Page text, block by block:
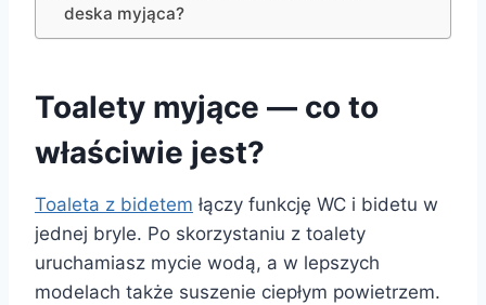
deska myjąca?
Toalety myjące — co to
właściwie jest?
Toaleta z bidetem łączy funkcję WC i bidetu w
jednej bryle. Po skorzystaniu z toalety
uruchamiasz mycie wodą, a w lepszych
modelach także suszenie ciepłym powietrzem.